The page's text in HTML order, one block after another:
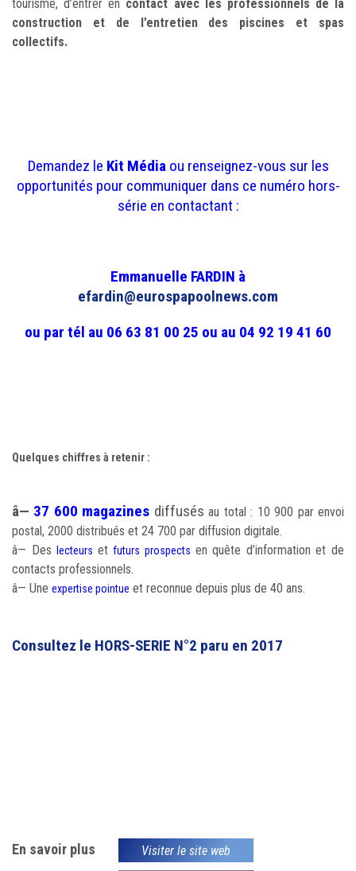
tourisme, d’entrer en contact avec les professionnels de la
construction et de l’entretien des piscines et spas
collectifs.
Demandez le Kit Médiaou renseignez-vous sur les
opportunités pour communiquer dans ce numéro hors-
série en contactant :
Emmanuelle FARDIN à
efardin@eurospapoolnews.com
ou par tél au 06 63 81 00 25 ou au 04 92 19 41 60
Quelques chiffres à retenir :
â— 37 600 magazines diffusés au total : 10 900 par envoi
postal, 2000 distribués et 24 700 par diffusion digitale.
â— Deslecteurs etfuturs prospects en quête d’information et de
contacts professionnels.
â— Une expertise pointue et reconnue depuis plus de 40 ans.
Consultez le HORS-SERIE N°2 paru en 2017
En savoir plus Visiter le site web